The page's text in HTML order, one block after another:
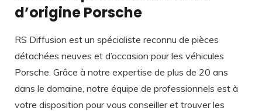
d’origine Porsche
RS Diffusion est un spécialiste reconnu de pièces
détachées neuves et d’occasion pour les véhicules
Porsche. Grâce à notre expertise de plus de 20 ans
dans le domaine, notre équipe de professionnels est à
votre disposition pour vous conseiller et trouver les